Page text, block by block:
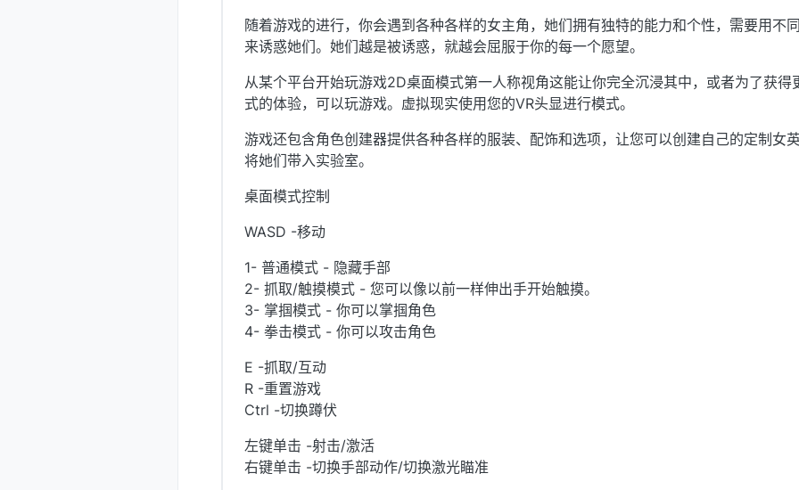
随着游戏的进行，你会遇到各种各样的女主角，她们拥有独特的能力和个性，需要用不
来诱惑她们。她们越是被诱惑，就越会屈服于你的每一个愿望。
从某个平台开始玩游戏2D桌面模式第一人称视角这能让你完全沉浸其中，或者为了获得
式的体验，可以玩游戏。虚拟现实使用您的VR头显进行模式。
游戏还包含角色创建器提供各种各样的服装、配饰和选项，让您可以创建自己的定制女
将她们带入实验室。
桌面模式控制
WASD -移动
1- 普通模式 - 隐藏手部
2- 抓取/触摸模式 - 您可以像以前一样伸出手开始触摸。
3- 掌掴模式 - 你可以掌掴角色
4- 拳击模式 - 你可以攻击角色
E -抓取/互动
R -重置游戏
Ctrl -切换蹲伏
左键单击 -射击/激活
右键单击 -切换手部动作/切换激光瞄准